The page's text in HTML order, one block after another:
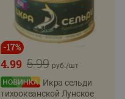
-17%
5.99
4.99 руб./шт
Икра сельди
тихоокеанской Лунское